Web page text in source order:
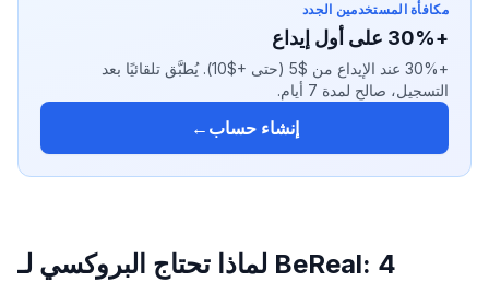
مكافأة المستخدمين الجدد
+30% على أول إيداع
+30% عند الإيداع من $5 (حتى +$10). يُطبَّق تلقائيًا بعد
التسجيل، صالح لمدة 7 أيام.
إنشاء حساب ←
لماذا تحتاج البروكسي لـ BeReal: 4